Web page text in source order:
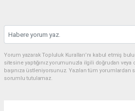
Yorum yazarak Topluluk Kuralları’nı kabul etmiş
sitesine yaptığınız yorumunuzla ilgili doğrudan
başınıza üstleniyorsunuz. Yazılan tüm
sorumlu tutulamaz.